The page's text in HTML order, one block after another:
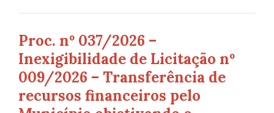
Proc. nº 037/2026 –
Inexigibilidade de Licitação nº
009/2026 – Transferência de
recursos financeiros pelo